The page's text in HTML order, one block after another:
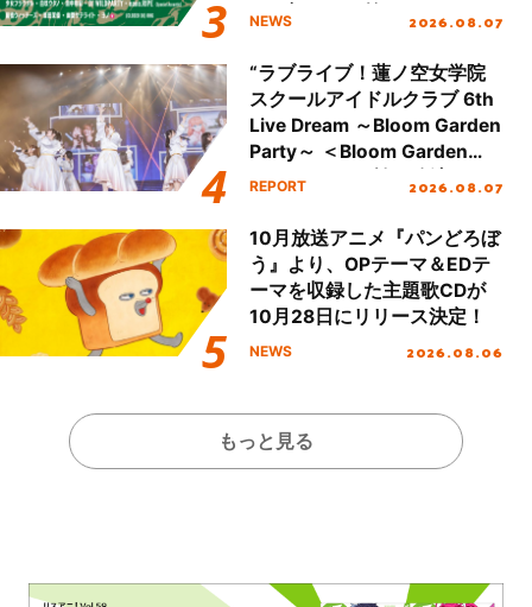
し、初となる第3ステージの
NEWS 2026.08.07
“ラブライブ！蓮ノ空女学院
スクールアイドルクラブ 6th
Live Dream ～Bloom Garden
Party～ ＜Bloom Garden
Party Stage／埼玉公演＞”
REPORT 2026.08.07
10月放送アニメ『パンどろぼ
う』より、OPテーマ＆EDテ
ーマを収録した主題歌CDが
10月28日にリリース決定！
NEWS 2026.08.06
もっと見る